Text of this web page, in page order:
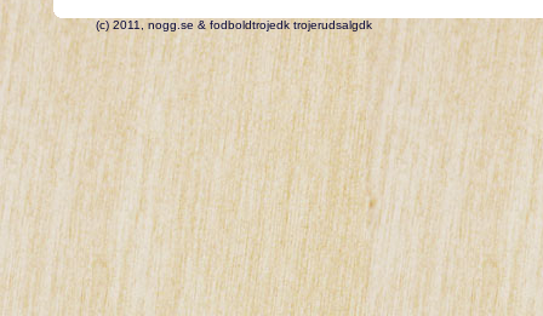
(c) 2011, nogg.se & fodboldtrojedk trojerudsalgdk